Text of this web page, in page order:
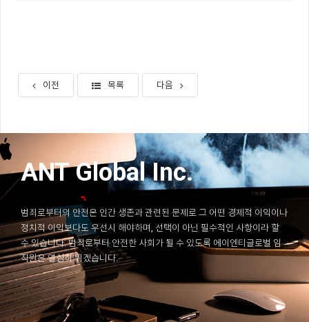
이전 목록 다음
ANT Global Inc.
범죄로부터의 안전은 인간 생존과 관련된 문제로 그 어떤 경제적 이익이나
정치적 이익보다도 우선시 해야하며, 선택이 아닌 필수적인 사항이라 할
수 있습니다. 범죄로부터 안전한 사회가 될 수 있도록 에이엔티글로벌 임
직원은 열심히 뛰겠습니다.